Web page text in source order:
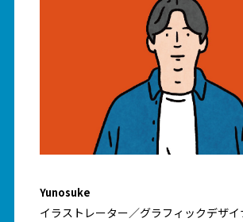
Yunosuke
イラストレーター／グラフィックデザイ